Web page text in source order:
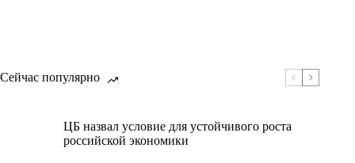
Сейчас популярно
ЦБ назвал условие для устойчивого роста
российской экономики